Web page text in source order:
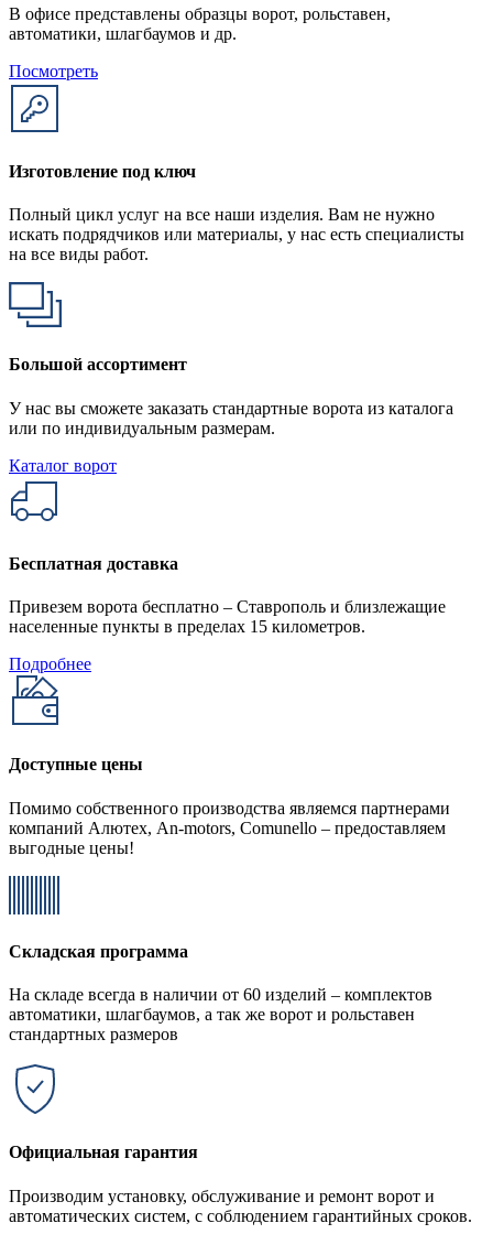
В офисе представлены образцы ворот, рольставен,
автоматики, шлагбаумов и др.
Посмотреть
Изготовление под ключ
Полный цикл услуг на все наши изделия. Вам не нужно
искать подрядчиков или материалы, у нас есть специалисты
на все виды работ.
Большой ассортимент
У нас вы сможете заказать стандартные ворота из каталога
или по индивидуальным размерам.
Каталог ворот
Бесплатная доставка
Привезем ворота бесплатно – Ставрополь и близлежащие
населенные пункты в пределах 15 километров.
Подробнее
Доступные цены
Помимо собственного производства являемся партнерами
компаний Алютех, An-motors, Comunello – предоставляем
выгодные цены!
Складская программа
На складе всегда в наличии от 60 изделий – комплектов
автоматики, шлагбаумов, а так же ворот и рольставен
стандартных размеров
Официальная гарантия
Производим установку, обслуживание и ремонт ворот и
автоматических систем, с соблюдением гарантийных сроков.